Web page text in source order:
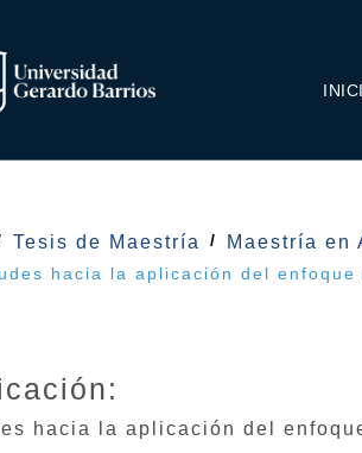
Tesis de Maestría Maestría en
hacia la aplicación del
hacia la aplicación del